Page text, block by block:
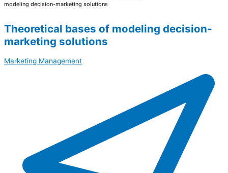
modeling decision-marketing solutions
Theoretical bases of modeling decision-
marketing solutions
Marketing Management